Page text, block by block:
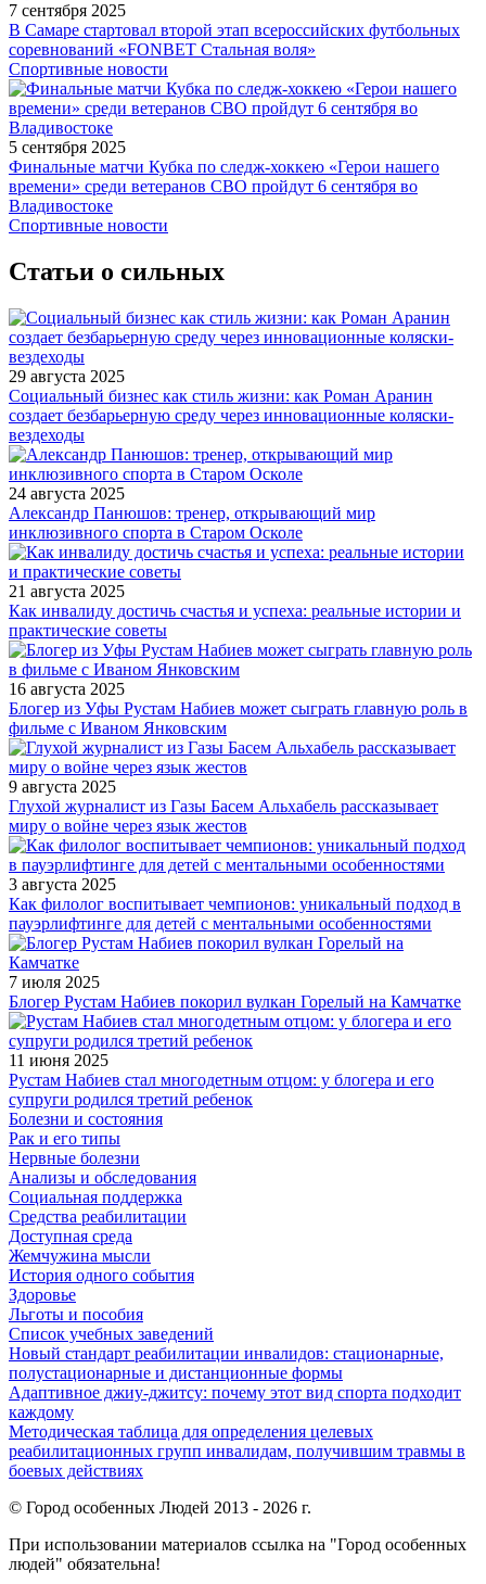
7 сентября 2025
В Самаре стартовал второй этап всероссийских футбольных
соревнований «FONBET Стальная воля»
Спортивные новости
5 сентября 2025
Финальные матчи Кубка по следж-хоккею «Герои нашего
времени» среди ветеранов СВО пройдут 6 сентября во
Владивостоке
Спортивные новости
Статьи о сильных
29 августа 2025
Социальный бизнес как стиль жизни: как Роман Аранин
создает безбарьерную среду через инновационные коляски-
вездеходы
24 августа 2025
Александр Панюшов: тренер, открывающий мир
инклюзивного спорта в Старом Осколе
21 августа 2025
Как инвалиду достичь счастья и успеха: реальные истории и
практические советы
16 августа 2025
Блогер из Уфы Рустам Набиев может сыграть главную роль в
фильме с Иваном Янковским
9 августа 2025
Глухой журналист из Газы Басем Альхабель рассказывает
миру о войне через язык жестов
3 августа 2025
Как филолог воспитывает чемпионов: уникальный подход в
пауэрлифтинге для детей с ментальными особенностями
7 июля 2025
Блогер Рустам Набиев покорил вулкан Горелый на Камчатке
11 июня 2025
Рустам Набиев стал многодетным отцом: у блогера и его
супруги родился третий ребенок
Болезни и состояния
Рак и его типы
Нервные болезни
Анализы и обследования
Социальная поддержка
Средства реабилитации
Доступная среда
Жемчужина мысли
История одного события
Здоровье
Льготы и пособия
Список учебных заведений
Новый стандарт реабилитации инвалидов: стационарные,
полустационарные и дистанционные формы
Адаптивное джиу-джитсу: почему этот вид спорта подходит
каждому
Методическая таблица для определения целевых
реабилитационных групп инвалидам, получившим травмы в
боевых действиях
© Город особенных Людей 2013 - 2026 г.
При использовании материалов ссылка на "Город особенных
людей" обязательна!